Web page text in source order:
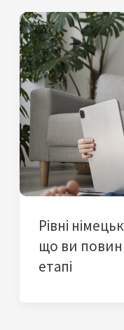
Рівні
що ви
етапі